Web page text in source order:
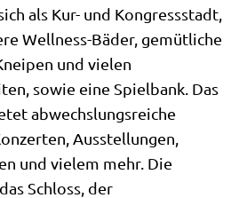
als Kur- und Kongressstadt,
Wellness-Bäder, gemütliche
und vielen
sowie eine Spielbank. Das
abwechslungsreiche
Ausstellungen,
und vielem mehr. Die
Schloss, der